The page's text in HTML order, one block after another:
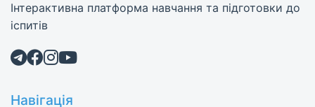
Інтерактивна платформа навчання та підготовки до
іспитів
Навігація